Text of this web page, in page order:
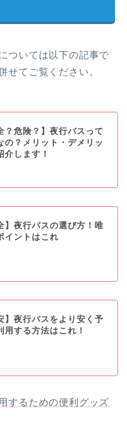
ついては以下の記事で
せてご覧ください。
？危険？】夜行バスって
の？メリット・デメリッ
介します！
】夜行バスの選び方！唯
イントはこれ
】夜行バスをより安く予
用する方法はこれ！
するための便利グッズ